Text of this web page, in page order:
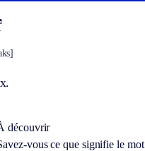
découvrir
vous ce que signifie le mot